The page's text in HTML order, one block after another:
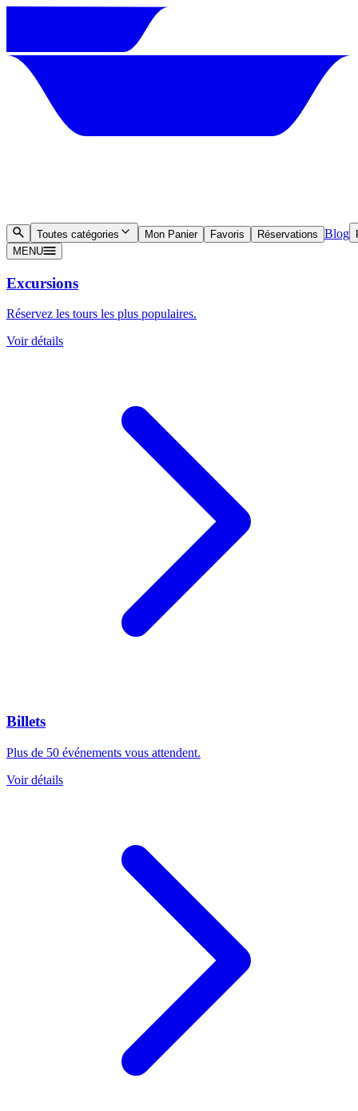
Toutes catégories Mon Panier Favoris Réservations Blog
MENU
Excursions
Réservez les tours les plus populaires.
Voir détails
Billets
Plus de 50 événements vous attendent.
Voir détails